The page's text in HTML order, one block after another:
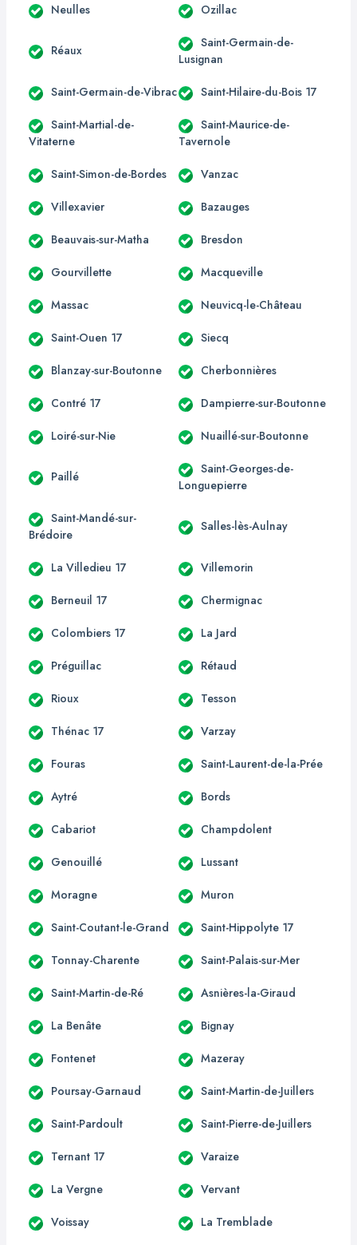
Neulles Ozillac
Réaux
Saint-Germain-de-
Lusignan
Saint-Germain-de-Vibrac Saint-Hilaire-du-Bois 17
Saint-Martial-de-
Vitaterne
Saint-Maurice-de-
Tavernole
Saint-Simon-de-Bordes Vanzac
Villexavier Bazauges
Beauvais-sur-Matha Bresdon
Gourvillette Macqueville
Massac Neuvicq-le-Château
Saint-Ouen 17 Siecq
Blanzay-sur-Boutonne Cherbonnières
Contré 17 Dampierre-sur-Boutonne
Loiré-sur-Nie Nuaillé-sur-Boutonne
Paillé
Saint-Georges-de-
Longuepierre
Saint-Mandé-sur-
Brédoire
Salles-lès-Aulnay
La Villedieu 17 Villemorin
Berneuil 17 Chermignac
Colombiers 17 La Jard
Préguillac Rétaud
Rioux Tesson
Thénac 17 Varzay
Fouras Saint-Laurent-de-la-Prée
Aytré Bords
Cabariot Champdolent
Genouillé Lussant
Moragne Muron
Saint-Coutant-le-Grand Saint-Hippolyte 17
Tonnay-Charente Saint-Palais-sur-Mer
Saint-Martin-de-Ré Asnières-la-Giraud
La Benâte Bignay
Fontenet Mazeray
Poursay-Garnaud Saint-Martin-de-Juillers
Saint-Pardoult Saint-Pierre-de-Juillers
Ternant 17 Varaize
La Vergne Vervant
Voissay La Tremblade